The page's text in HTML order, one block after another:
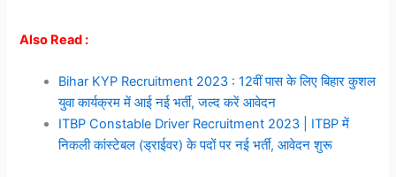
Also Read :
Bihar KYP Recruitment 2023 : 12वीं पास के लिए बिहार कुशल
युवा कार्यक्रम में आई नई भर्ती, जल्द करें आवेदन
ITBP Constable Driver Recruitment 2023 | ITBP में
निकली कांस्टेबल (ड्राईवर) के पदों पर नई भर्ती, आवेदन शुरू